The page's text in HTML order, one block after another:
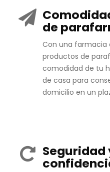
de
Con una farmacia
productos de
comodidad de tu
de casa para
domicilio en un
Seguridad